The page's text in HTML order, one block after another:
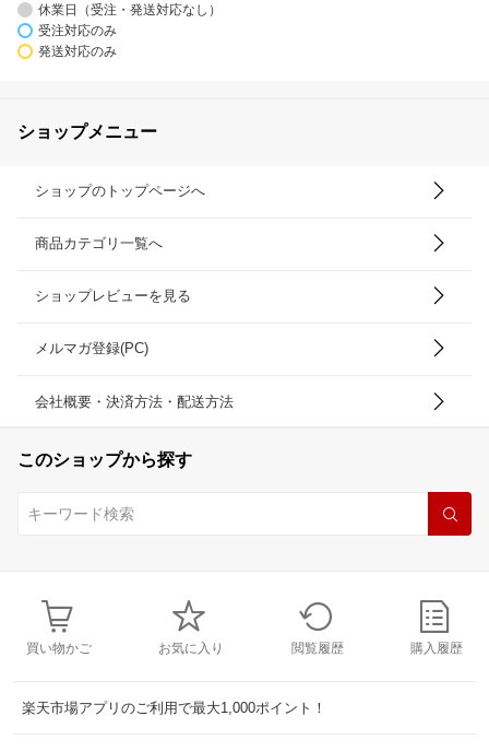
休業日（受注・発送対応なし）
受注対応のみ
発送対応のみ
ショップメニュー
ショップのトップページへ
商品カテゴリ一覧へ
ショップレビューを見る
メルマガ登録(PC)
会社概要・決済方法・配送方法
このショップから探す
買い物かご お気に入り 閲覧履歴 購入履歴
楽天市場アプリのご利用で最大1,000ポイント！